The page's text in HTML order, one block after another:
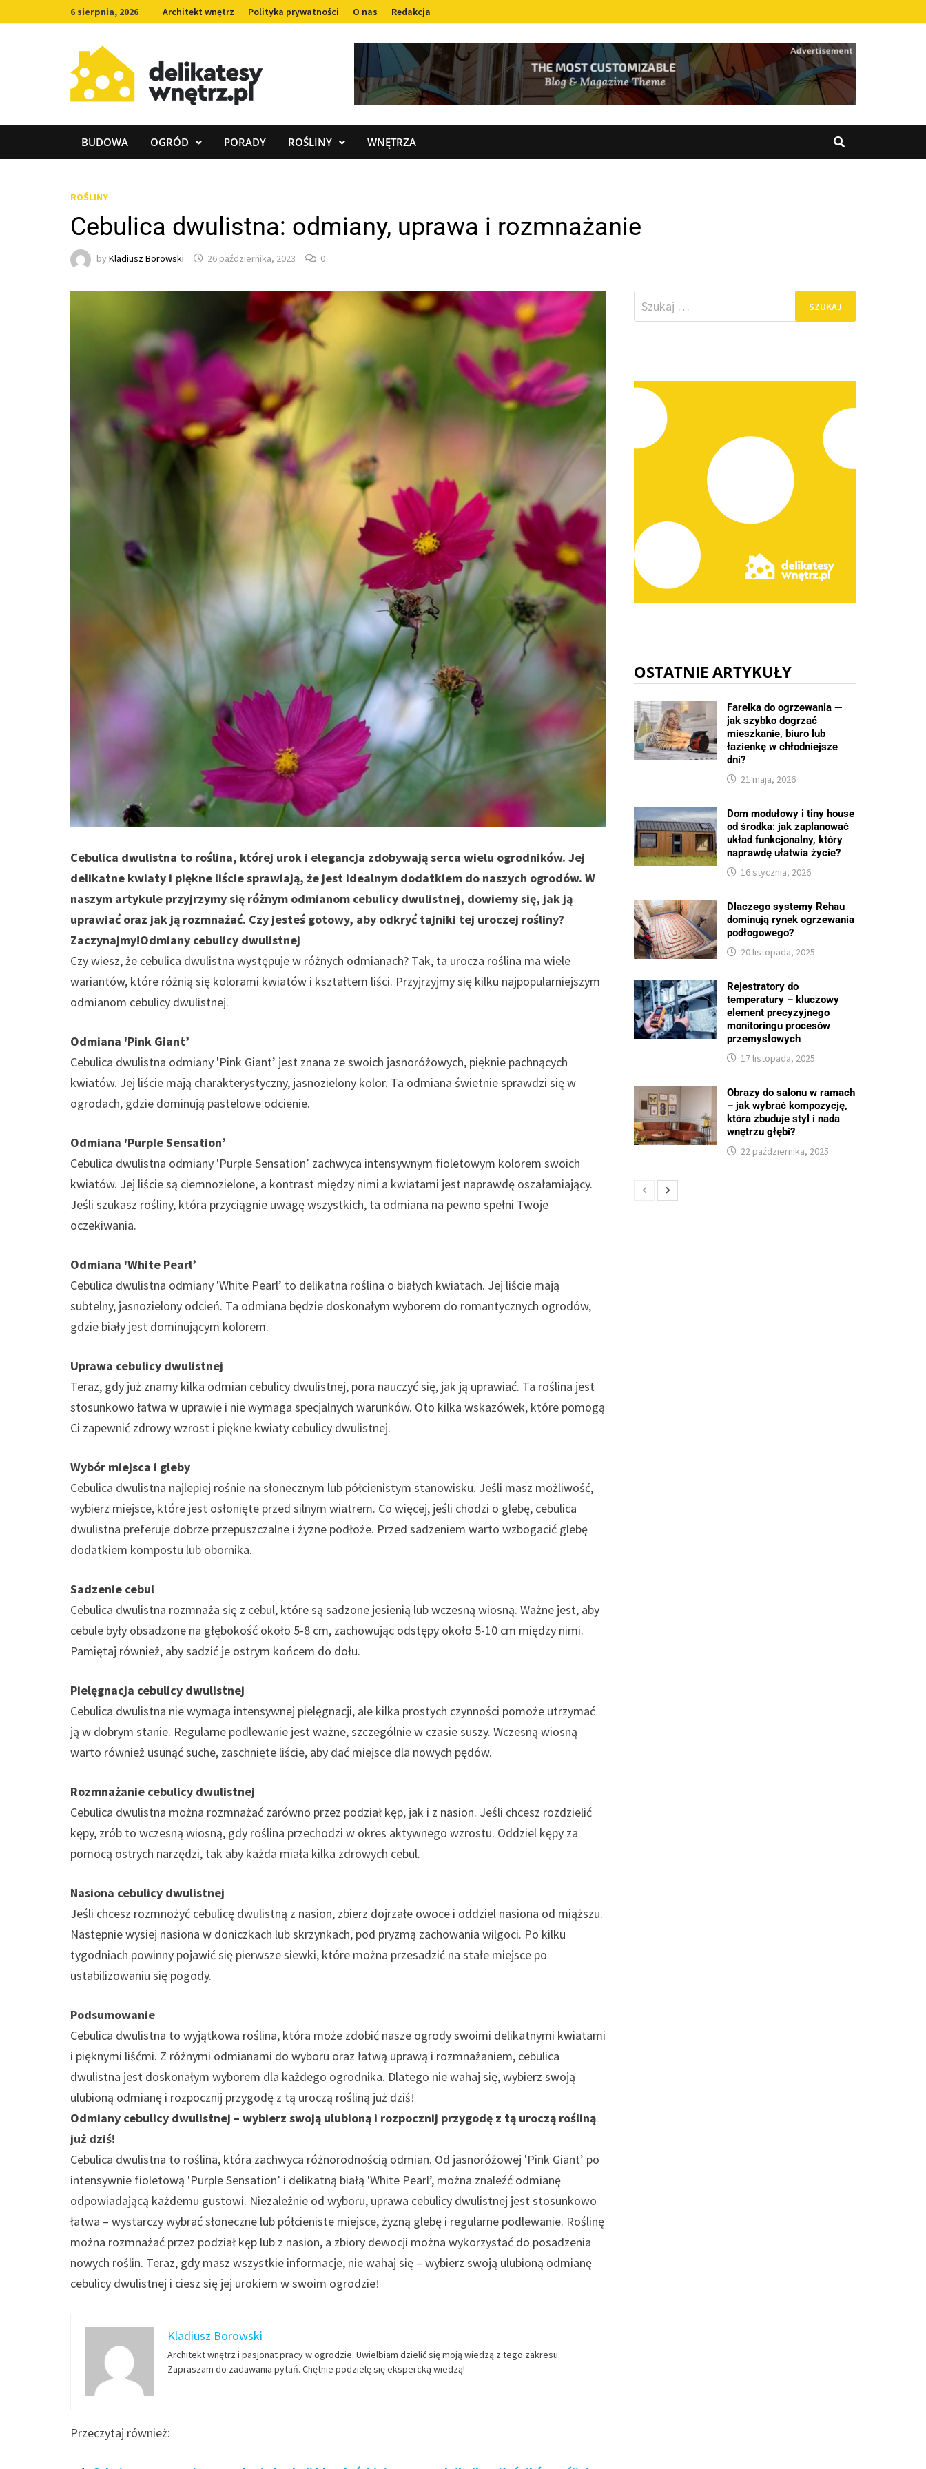
to
6 sierpnia, 2026 Architekt wnętrz Polityka prywatności O nas Redakcja
BUDOWA OGRÓD PORADY ROŚLINY WNĘTRZA
ROŚLINY
Cebulica dwulistna: odmiany, uprawa i rozmnażanie
by Kladiusz Borowski 26 października, 2023 0
Cebulica dwulistna to roślina, której urok i elegancja zdobywają serca wielu ogrodników. Jej
delikatne kwiaty i piękne liście sprawiają, że jest idealnym dodatkiem do naszych ogrodów. W
naszym artykule przyjrzymy się różnym odmianom cebulicy dwulistnej, dowiemy się, jak ją
uprawiać oraz jak ją rozmnażać. Czy jesteś gotowy, aby odkryć tajniki tej uroczej rośliny?
Zaczynajmy!Odmiany cebulicy dwulistnej
Czy wiesz, że cebulica dwulistna występuje w różnych odmianach? Tak, ta urocza roślina ma wiele
wariantów, które różnią się kolorami kwiatów i kształtem liści. Przyjrzyjmy się kilku najpopularniejszym
odmianom cebulicy dwulistnej.
Odmiana 'Pink Giant’
Cebulica dwulistna odmiany 'Pink Giant’ jest znana ze swoich jasnoróżowych, pięknie pachnących
kwiatów. Jej liście mają charakterystyczny, jasnozielony kolor. Ta odmiana świetnie sprawdzi się w
ogrodach, gdzie dominują pastelowe odcienie.
Odmiana 'Purple Sensation’
Cebulica dwulistna odmiany 'Purple Sensation’ zachwyca intensywnym fioletowym kolorem swoich
kwiatów. Jej liście są ciemnozielone, a kontrast między nimi a kwiatami jest naprawdę oszałamiający.
Jeśli szukasz rośliny, która przyciągnie uwagę wszystkich, ta odmiana na pewno spełni Twoje
oczekiwania.
Odmiana 'White Pearl’
Cebulica dwulistna odmiany 'White Pearl’ to delikatna roślina o białych kwiatach. Jej liście mają
subtelny, jasnozielony odcień. Ta odmiana będzie doskonałym wyborem do romantycznych ogrodów,
gdzie biały jest dominującym kolorem.
Uprawa cebulicy dwulistnej
Teraz, gdy już znamy kilka odmian cebulicy dwulistnej, pora nauczyć się, jak ją uprawiać. Ta roślina jest
stosunkowo łatwa w uprawie i nie wymaga specjalnych warunków. Oto kilka wskazówek, które pomogą
Ci zapewnić zdrowy wzrost i piękne kwiaty cebulicy dwulistnej.
Wybór miejsca i gleby
Cebulica dwulistna najlepiej rośnie na słonecznym lub półcienistym stanowisku. Jeśli masz możliwość,
wybierz miejsce, które jest osłonięte przed silnym wiatrem. Co więcej, jeśli chodzi o glebę, cebulica
dwulistna preferuje dobrze przepuszczalne i żyzne podłoże. Przed sadzeniem warto wzbogacić glebę
dodatkiem kompostu lub obornika.
Sadzenie cebul
Cebulica dwulistna rozmnaża się z cebul, które są sadzone jesienią lub wczesną wiosną. Ważne jest, aby
cebule były obsadzone na głębokość około 5-8 cm, zachowując odstępy około 5-10 cm między nimi.
Pamiętaj również, aby sadzić je ostrym końcem do dołu.
Pielęgnacja cebulicy dwulistnej
Cebulica dwulistna nie wymaga intensywnej pielęgnacji, ale kilka prostych czynności pomoże utrzymać
ją w dobrym stanie. Regularne podlewanie jest ważne, szczególnie w czasie suszy. Wczesną wiosną
warto również usunąć suche, zaschnięte liście, aby dać miejsce dla nowych pędów.
Rozmnażanie cebulicy dwulistnej
Cebulica dwulistna można rozmnażać zarówno przez podział kęp, jak i z nasion. Jeśli chcesz rozdzielić
kępy, zrób to wczesną wiosną, gdy roślina przechodzi w okres aktywnego wzrostu. Oddziel kępy za
pomocą ostrych narzędzi, tak aby każda miała kilka zdrowych cebul.
Nasiona cebulicy dwulistnej
Jeśli chcesz rozmnożyć cebulicę dwulistną z nasion, zbierz dojrzałe owoce i oddziel nasiona od miąższu.
Następnie wysiej nasiona w doniczkach lub skrzynkach, pod pryzmą zachowania wilgoci. Po kilku
tygodniach powinny pojawić się pierwsze siewki, które można przesadzić na stałe miejsce po
ustabilizowaniu się pogody.
Podsumowanie
Cebulica dwulistna to wyjątkowa roślina, która może zdobić nasze ogrody swoimi delikatnymi kwiatami
i pięknymi liśćmi. Z różnymi odmianami do wyboru oraz łatwą uprawą i rozmnażaniem, cebulica
dwulistna jest doskonałym wyborem dla każdego ogrodnika. Dlatego nie wahaj się, wybierz swoją
ulubioną odmianę i rozpocznij przygodę z tą uroczą rośliną już dziś!
Odmiany cebulicy dwulistnej – wybierz swoją ulubioną i rozpocznij przygodę z tą uroczą rośliną
już dziś!
Cebulica dwulistna to roślina, która zachwyca różnorodnością odmian. Od jasnoróżowej 'Pink Giant’ po
intensywnie fioletową 'Purple Sensation’ i delikatną białą 'White Pearl’, można znaleźć odmianę
odpowiadającą każdemu gustowi. Niezależnie od wyboru, uprawa cebulicy dwulistnej jest stosunkowo
łatwa – wystarczy wybrać słoneczne lub półcieniste miejsce, żyzną glebę i regularne podlewanie. Roślinę
można rozmnażać przez podział kęp lub z nasion, a zbiory dewocji można wykorzystać do posadzenia
nowych roślin. Teraz, gdy masz wszystkie informacje, nie wahaj się – wybierz swoją ulubioną odmianę
cebulicy dwulistnej i ciesz się jej urokiem w swoim ogrodzie!
Kladiusz Borowski
Architekt wnętrz i pasjonat pracy w ogrodzie. Uwielbiam dzielić się moją wiedzą z tego zakresu.
Zapraszam do zadawania pytań. Chętnie podzielę się ekspercką wiedzą!
Przeczytaj również:
Szukaj:
OSTATNIE ARTYKUŁY
Farelka do ogrzewania —
jak szybko dogrzać
mieszkanie, biuro lub
łazienkę w chłodniejsze
dni?
21 maja, 2026
Dom modułowy i tiny house
od środka: jak zaplanować
układ funkcjonalny, który
naprawdę ułatwia życie?
16 stycznia, 2026
Dlaczego systemy Rehau
dominują rynek ogrzewania
podłogowego?
20 listopada, 2025
Rejestratory do
temperatury – kluczowy
element precyzyjnego
monitoringu procesów
przemysłowych
17 listopada, 2025
Obrazy do salonu w ramach
– jak wybrać kompozycję,
która zbuduje styl i nada
wnętrzu głębi?
22 października, 2025